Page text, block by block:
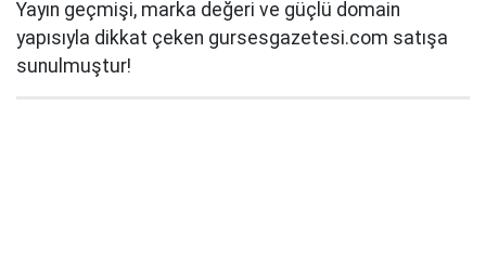
Yayın geçmişi, marka değeri ve güçlü domain
yapısıyla dikkat çeken gursesgazetesi.com satışa
sunulmuştur!